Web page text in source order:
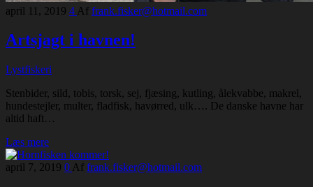
april 11, 2019 4 Af frank.fisker@hotmail.com
Artsjagt i havnen!
Lystfiskeri
Stenbider, sild, tobis, torsk, sej, fjæsing, kutling, ålekvabbe, makrel,
hundestejler, multer, fladfisk, havørred, ulk…. De danske havne har
altid haft…
Læs mere
april 7, 2019 0 Af frank.fisker@hotmail.com